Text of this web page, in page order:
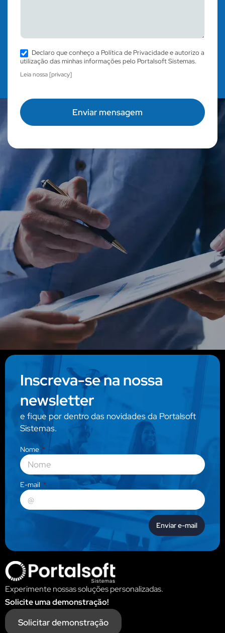
Declaro que conheço a Política de Privacidade e autorizo a
utilização das minhas informações pelo Portalsoft Sistemas.
Leia nossa [privacy]
Enviar mensagem
Inscreva-se na nossa
newsletter
e fique por dentro das novidades da Portalsoft
Sistemas.
Nome
E-mail
Enviar e-mail
Experimente nossas soluções personalizadas.
Solicite uma demonstração!
Solicitar demonstração